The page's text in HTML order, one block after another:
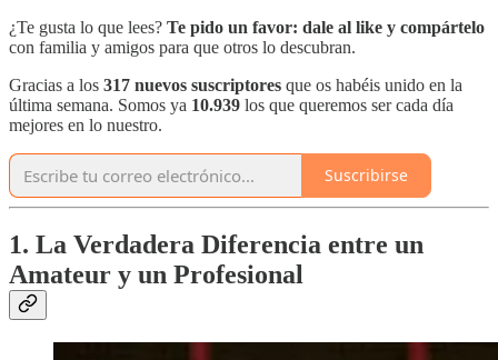
¿Te gusta lo que lees? Te pido un favor: dale al like y compártelo
con familia y amigos para que otros lo descubran.
Gracias a los 317 nuevos suscriptores que os habéis unido en la
última semana. Somos ya 10.939 los que queremos ser cada día
mejores en lo nuestro.
Suscribirse
1. La Verdadera Diferencia entre un
Amateur y un Profesional